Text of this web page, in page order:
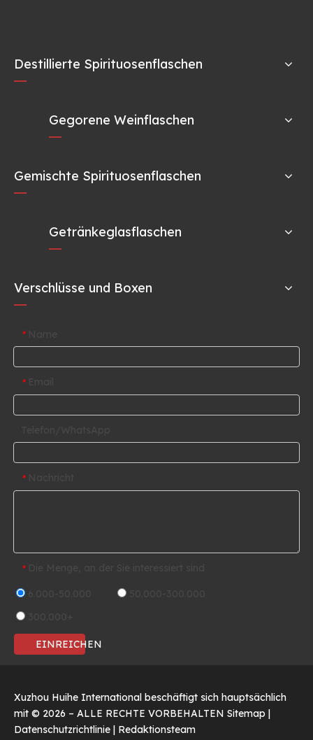
Destillierte Spirituosenflaschen
Gegorene Weinflaschen
Gemischte Spirituosenflaschen
Getränkeglasflaschen
Verschlüsse und Boxen
*
*
*
*
EINREICHEN
Xuzhou Huihe International beschäftigt sich hauptsächlich
mit © 2026 – ALLE RECHTE VORBEHALTEN Sitemap |
Datenschutzrichtlinie | Redaktionsteam